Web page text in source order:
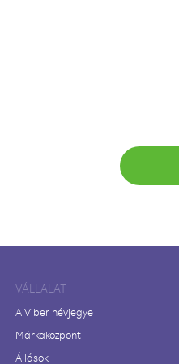
VÁLLALAT
A Viber névjegye
Márkaközpont
Állások